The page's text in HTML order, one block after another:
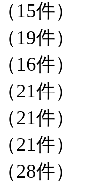
（15件）
（19件）
（16件）
（21件）
（21件）
（21件）
（28件）